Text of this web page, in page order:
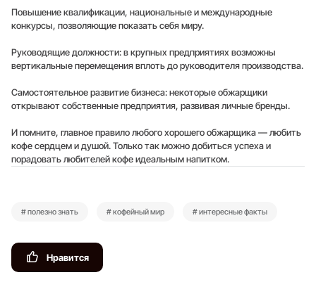
Повышение квалификации, национальные и международные
конкурсы, позволяющие показать себя миру.
Руководящие должности: в крупных предприятиях возможны
вертикальные перемещения вплоть до руководителя производства.
Самостоятельное развитие бизнеса: некоторые обжарщики
открывают собственные предприятия, развивая личные бренды.
И помните, главное правило любого хорошего обжарщика — любить
кофе сердцем и душой. Только так можно добиться успеха и
порадовать любителей кофе идеальным напитком.
# полезно знать # кофейный мир # интересные факты
Нравится